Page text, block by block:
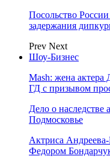
Посольство
задержания
Prev Next
Шоу-Бизнес
Mash: жена актера
ГД с призывом
Дело о наследстве
Подмосковье
Актриса
Федором